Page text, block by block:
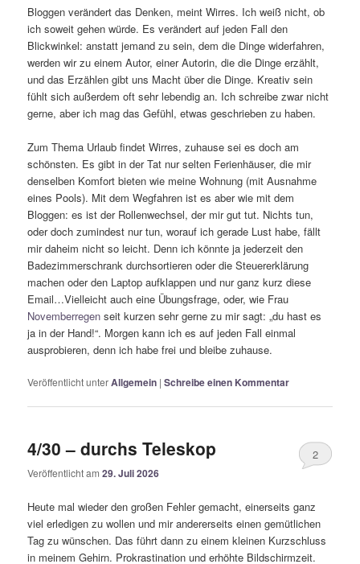
Bloggen verändert das Denken, meint Wirres. Ich weiß nicht, ob
ich soweit gehen würde. Es verändert auf jeden Fall den
Blickwinkel: anstatt jemand zu sein, dem die Dinge widerfahren,
werden wir zu einem Autor, einer Autorin, die die Dinge erzählt,
und das Erzählen gibt uns Macht über die Dinge. Kreativ sein
fühlt sich außerdem oft sehr lebendig an. Ich schreibe zwar nicht
gerne, aber ich mag das Gefühl, etwas geschrieben zu haben.
Zum Thema Urlaub findet Wirres, zuhause sei es doch am
schönsten. Es gibt in der Tat nur selten Ferienhäuser, die mir
denselben Komfort bieten wie meine Wohnung (mit Ausnahme
eines Pools). Mit dem Wegfahren ist es aber wie mit dem
Bloggen: es ist der Rollenwechsel, der mir gut tut. Nichts tun,
oder doch zumindest nur tun, worauf ich gerade Lust habe, fällt
mir daheim nicht so leicht. Denn ich könnte ja jederzeit den
Badezimmerschrank durchsortieren oder die Steuererklärung
machen oder den Laptop aufklappen und nur ganz kurz diese
Email…Vielleicht auch eine Übungsfrage, oder, wie Frau
Novemberregen seit kurzen sehr gerne zu mir sagt: „du hast es
ja in der Hand!“. Morgen kann ich es auf jeden Fall einmal
ausprobieren, denn ich habe frei und bleibe zuhause.
Veröffentlicht unterAllgemein |Schreibe einen Kommentar
4/30 – durchs Teleskop
Veröffentlicht am29. Juli 2026
2
Heute mal wieder den großen Fehler gemacht, einerseits ganz
viel erledigen zu wollen und mir andererseits einen gemütlichen
Tag zu wünschen. Das führt dann zu einem kleinen Kurzschluss
in meinem Gehirn. Prokrastination und erhöhte Bildschirmzeit.